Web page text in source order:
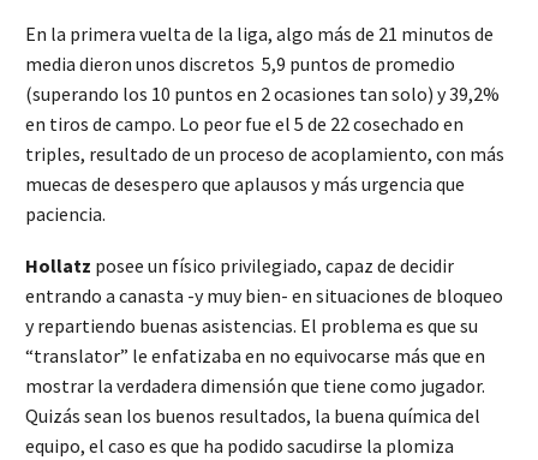
En la primera vuelta de la liga, algo más de 21 minutos de
media dieron unos discretos 5,9 puntos de promedio
(superando los 10 puntos en 2 ocasiones tan solo) y 39,2%
en tiros de campo. Lo peor fue el 5 de 22 cosechado en
triples, resultado de un proceso de acoplamiento, con más
muecas de desespero que aplausos y más urgencia que
paciencia.
Hollatz posee un físico privilegiado, capaz de decidir
entrando a canasta -y muy bien- en situaciones de bloqueo
y repartiendo buenas asistencias. El problema es que su
“translator” le enfatizaba en no equivocarse más que en
mostrar la verdadera dimensión que tiene como jugador.
Quizás sean los buenos resultados, la buena química del
equipo, el caso es que ha podido sacudirse la plomiza